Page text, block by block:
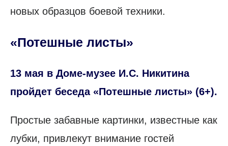
новых образцов боевой техники.
«Потешные листы»
13 мая в Доме-музее И.С. Никитина
пройдет беседа «Потешные листы» (6+).
Простые забавные картинки, известные как
лубки, привлекут внимание гостей